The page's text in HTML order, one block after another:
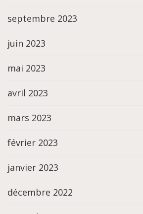
septembre 2023
juin 2023
mai 2023
avril 2023
mars 2023
février 2023
janvier 2023
décembre 2022